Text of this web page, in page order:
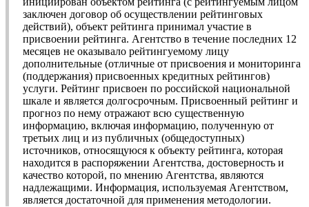
заключен договор об осуществлении рейтинговых
действий), объект рейтинга принимал участие в
присвоении рейтинга. Агентство в течение последних 12
месяцев не оказывало рейтингуемому лицу
дополнительные (отличные от присвоения и мониторинга
(поддержания) присвоенных кредитных рейтингов)
услуги. Рейтинг присвоен по российской национальной
шкале и является долгосрочным. Присвоенный рейтинг и
прогноз по нему отражают всю существенную
информацию, включая информацию, полученную от
третьих лиц и из публичных (общедоступных)
источников, относящуюся к объекту рейтинга, которая
находится в распоряжении Агентства, достоверность и
качество которой, по мнению Агентства, являются
надлежащими. Информация, используемая Агентством,
является достаточной для применения методологии.